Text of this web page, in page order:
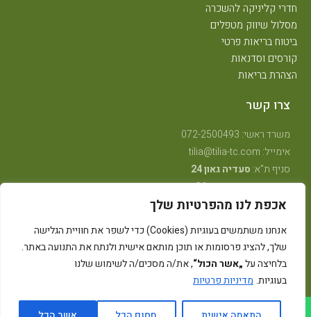
אכפת לנו מהפרטיות שלך
אנחנו משתמשים בעוגיות (Cookies) כדי לשפר את חוויית הגלישה
שלך, להציג פרסומות או תוכן מותאם אישית ולנתח את התנועה באתר.
בלחיצה על„אשר הכול“, את/ה מסכים/ה לשימוש שלנו
בעוגיות. מדיניות פרטיות
חדרי קליניקה להשכרה
מסלול שיווק מטפלים
ביטוח בריאות פרטי
קורסים וסדנאות
הצהרת בריאות
צרו קשר
משרד ראשי: 072-2500493
אימייל: tilia@tilia-tc.com
סניף ת"א: סעדיה גאון 24
סניף רמת גן:בן גוריון 24, קליניקה טיפולית.
סניף חיפה:טשרניחובסקי 35
(בנין אסטרא) קומה 3.
ליד מרכז אלון
(בבית הדורות)
סניף באר שבע: מרדכי מקלף 62 (מאוחדת שכונה ו׳ החדשה)